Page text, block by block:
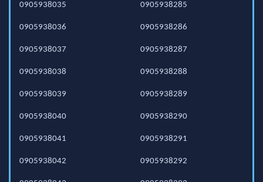
0905938035
0905938036
0905938037
0905938038
0905938039
0905938040
0905938041
0905938042
0905938285
0905938286
0905938287
0905938288
0905938289
0905938290
0905938291
0905938292